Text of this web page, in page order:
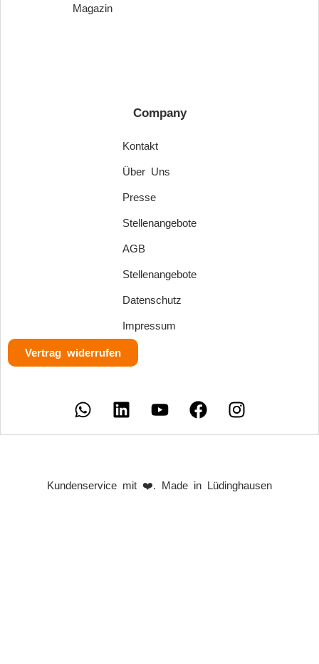
Magazin
Company
Kontakt
Über Uns
Presse
Stellenangebote
AGB
Stellenangebote
Datenschutz
Impressum
Vertrag widerrufen
Kundenservice mit ❤️. Made in Lüdinghausen